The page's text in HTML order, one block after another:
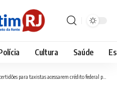
Cultura Saúde
para financiamento de carros novos e homologa lista de motoristas auxiliares para concessão de autonomias